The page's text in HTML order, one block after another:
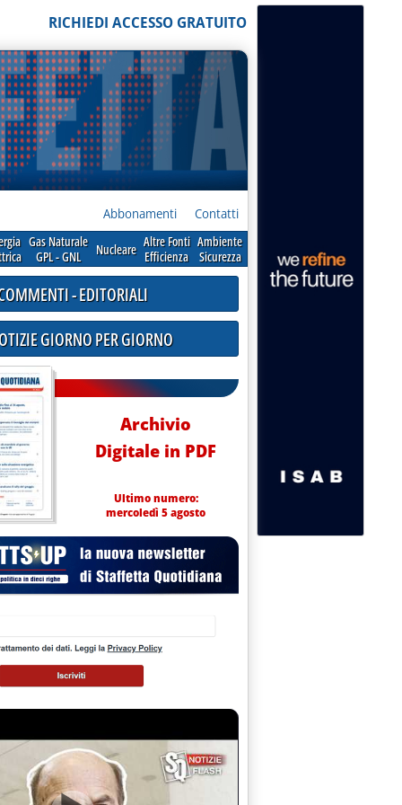
RICHIEDI ACCESSO GRATUITO
Abbonamenti Contatti
Gas Naturale
GPL - GNL
Nucleare Altre Fonti
Efficienza
Ambiente
Sicurezza
- EDITORIALI
GIORNO PER GIORNO
Archivio
Digitale in PDF
Ultimo numero:
mercoledì 5 agosto